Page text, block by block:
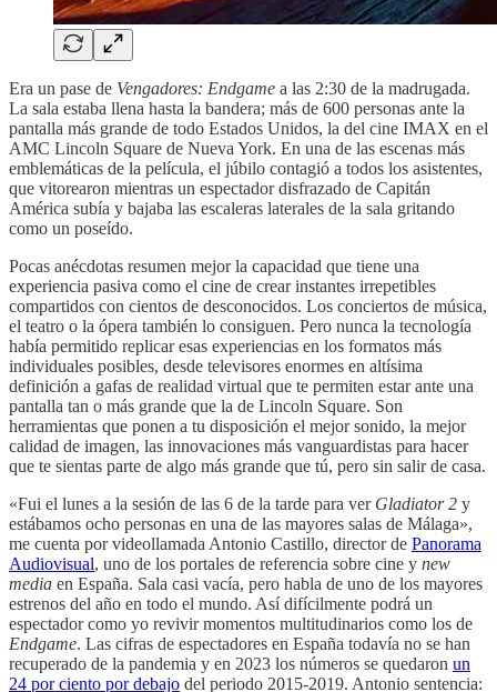
Era un pase de Vengadores: Endgame a las 2:30 de la madrugada.
La sala estaba llena hasta la bandera; más de 600 personas ante la
pantalla más grande de todo Estados Unidos, la del cine IMAX en el
AMC Lincoln Square de Nueva York. En una de las escenas más
emblemáticas de la película, el júbilo contagió a todos los asistentes,
que vitorearon mientras un espectador disfrazado de Capitán
América subía y bajaba las escaleras laterales de la sala gritando
como un poseído.
Pocas anécdotas resumen mejor la capacidad que tiene una
experiencia pasiva como el cine de crear instantes irrepetibles
compartidos con cientos de desconocidos. Los conciertos de música,
el teatro o la ópera también lo consiguen. Pero nunca la tecnología
había permitido replicar esas experiencias en los formatos más
individuales posibles, desde televisores enormes en altísima
definición a gafas de realidad virtual que te permiten estar ante una
pantalla tan o más grande que la de Lincoln Square. Son
herramientas que ponen a tu disposición el mejor sonido, la mejor
calidad de imagen, las innovaciones más vanguardistas para hacer
que te sientas parte de algo más grande que tú, pero sin salir de casa.
«Fui el lunes a la sesión de las 6 de la tarde para ver Gladiator 2 y
estábamos ocho personas en una de las mayores salas de Málaga»,
me cuenta por videollamada Antonio Castillo, director de Panorama
Audiovisual, uno de los portales de referencia sobre cine y new
media en España. Sala casi vacía, pero habla de uno de los mayores
estrenos del año en todo el mundo. Así difícilmente podrá un
espectador como yo revivir momentos multitudinarios como los de
Endgame. Las cifras de espectadores en España todavía no se han
recuperado de la pandemia y en 2023 los números se quedaron un
24 por ciento por debajo del periodo 2015-2019. Antonio sentencia: